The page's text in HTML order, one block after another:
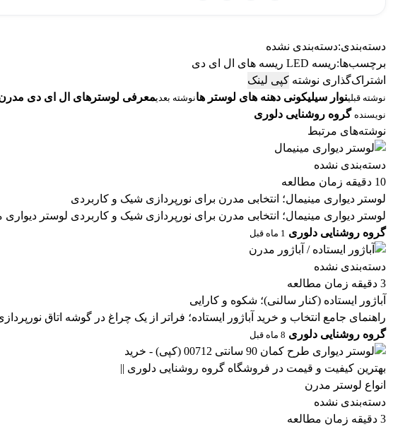
دسته‌بندی:دسته‌بندی نشده
برچسب‌ها:ریسه LED
ریسه های ال ای دی
اشتراک‌گذاری نوشته کپی لینک
نوشته قبلینوار سیلیکونی دهنه های لوستر هانوشته بعدیمعرفی لوسترهای ال ای دی
نویسنده گروه روشنایی دلوری
نوشته‌های مرتبط
دسته‌بندی نشده
10 دقیقه زمان مطالعه
لوستر دیواری مینیمال؛ انتخابی مدرن برای نورپردازی شیک و کاربردی
لوستر دیواری مینیمال؛ انتخابی مدرن برای نورپردازی شیک و کاربردی لوستر
گروه روشنایی دلوری 1 ماه قبل
دسته‌بندی نشده
3 دقیقه زمان مطالعه
آباژور ایستاده (کنار سالنی)؛ شکوه و کارایی
راهنمای جامع انتخاب و خرید آباژور ایستاده؛ فراتر از یک چراغ در گوشه اتاق
گروه روشنایی دلوری 8 ماه قبل
دسته‌بندی نشده
3 دقیقه زمان مطالعه